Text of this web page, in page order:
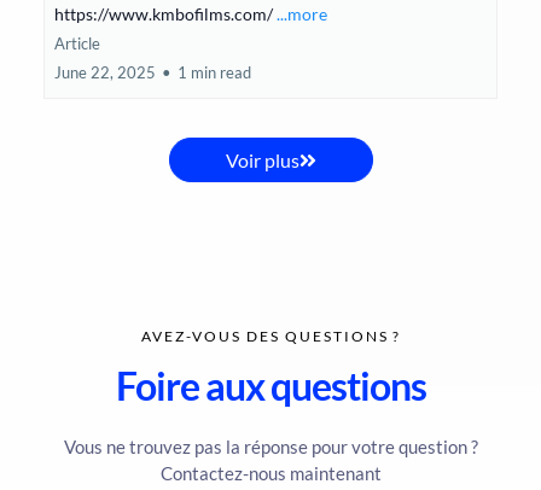
https://www.kmbofilms.com/...more
Article
June 22, 2025 • 1 min read
Voir plus
AVEZ-VOUS DES QUESTIONS ?
Foire aux questions
Vous ne trouvez pas la réponse pour votre question ?
Contactez-nous maintenant